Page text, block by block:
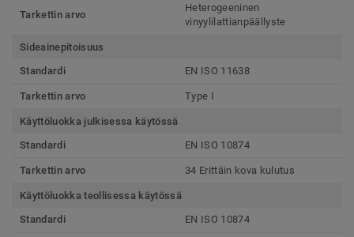
Tarkettin arvo
Heterogeeninen
vinyylilattianpäällyste
Sideainepitoisuus
Standardi
EN ISO 11638
Tarkettin arvo Type I
Käyttöluokka julkisessa käytössä
Standardi
EN ISO 10874
Tarkettin arvo 34 Erittäin kova kulutus
Käyttöluokka teollisessa käytössä
Standardi
EN ISO 10874